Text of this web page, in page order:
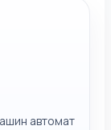
автомат